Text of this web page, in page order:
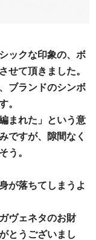
ックな印象の、ボ
せて頂きました。
ブランドのシンボ
。
まれた」という意
ですが、隙間なく
う。
が落ちてしまうよ
ヴェネタのお財
とうございまし